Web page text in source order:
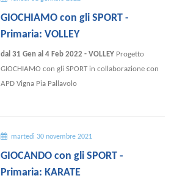
GIOCHIAMO con gli SPORT -
Primaria: VOLLEY
dal 31 Gen al 4 Feb 2022 - VOLLEY Progetto
GIOCHIAMO con gli SPORT in collaborazione con
APD Vigna Pia Pallavolo
martedì 30 novembre 2021
GIOCANDO con gli SPORT -
Primaria: KARATE